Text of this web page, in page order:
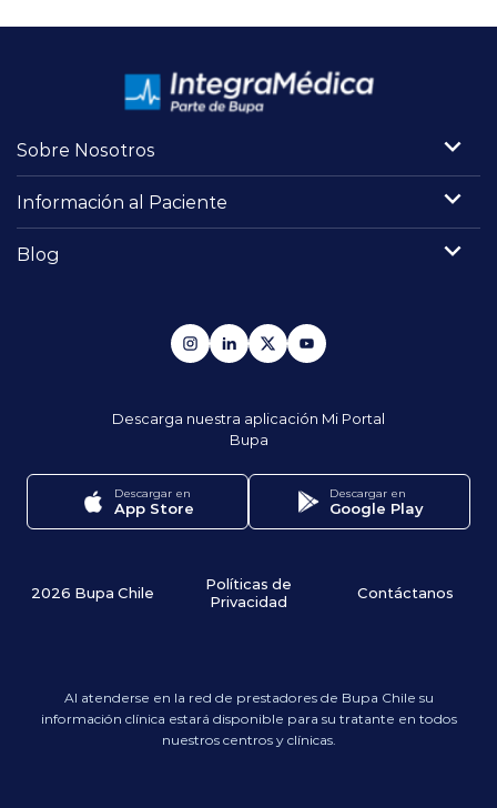
Sobre Nosotros
Información al Paciente
Blog
Descarga nuestra aplicación Mi Portal
Bupa
Descargar en
App Store
Descargar en
Google Play
2026 Bupa Chile
Políticas de
Privacidad
Contáctanos
Al atenderse en la red de prestadores de Bupa Chile su
información clínica estará disponible para su tratante en todos
nuestros centros y clínicas.